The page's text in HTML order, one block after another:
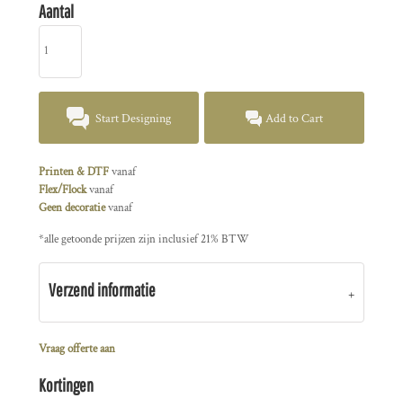
Aantal
Start Designing Add to Cart
Printen & DTFvanaf
Flex/Flockvanaf
Geen decoratievanaf
*alle getoonde prijzen zijn inclusief 21% BTW
Verzend informatie
Vraag offerte aan
Kortingen